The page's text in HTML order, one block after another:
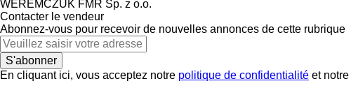
WEREMCZUK FMR Sp. z o.o.
Contacter le vendeur
Abonnez-vous pour recevoir de nouvelles annonces de cette rubrique
S'abonner
En cliquant ici, vous acceptez notre politique de confidentialité et notre